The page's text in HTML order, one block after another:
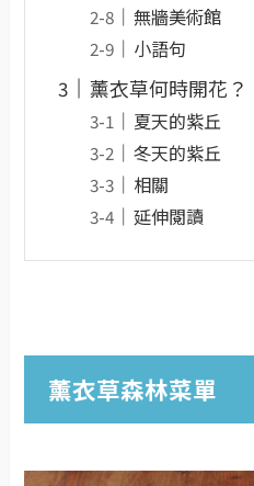
無牆美術館
小語句
薰衣草何時開花？
夏天的紫丘
冬天的紫丘
相關
延伸閱讀
薰衣草森林菜單